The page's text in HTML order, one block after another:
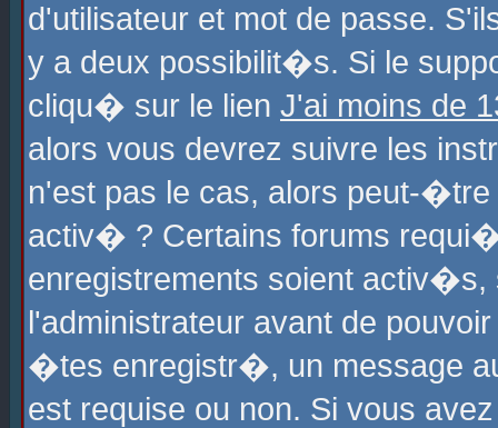
d'utilisateur et mot de passe.
y a deux possibilit�s. Si le
cliqu� sur le lien J'ai moins de
alors vous devrez suivre les
n'est pas le cas, alors peut-
activ� ? Certains forums
enregistrements soient
l'administrateur avant de
�tes enregistr�, un message
est requise ou non. Si vous